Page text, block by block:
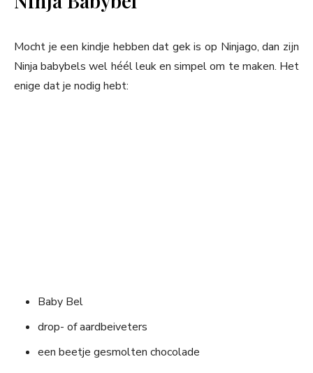
Mocht je een kindje hebben dat gek is op Ninjago, dan zijn
Ninja babybels wel héél leuk en simpel om te maken. Het
enige dat je nodig hebt:
Baby Bel
drop- of aardbeiveters
een beetje gesmolten chocolade